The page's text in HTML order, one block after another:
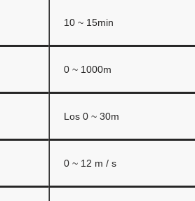
10 ~ 15min
0 ~ 1000m
Los 0 ~ 30m
0 ~ 12 m / s